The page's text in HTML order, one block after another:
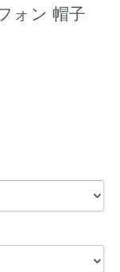
ォン 帽子